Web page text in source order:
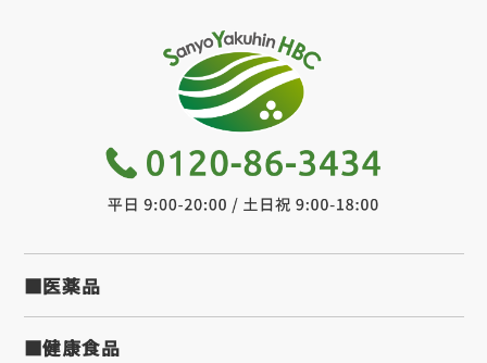
■医薬品
■健康食品